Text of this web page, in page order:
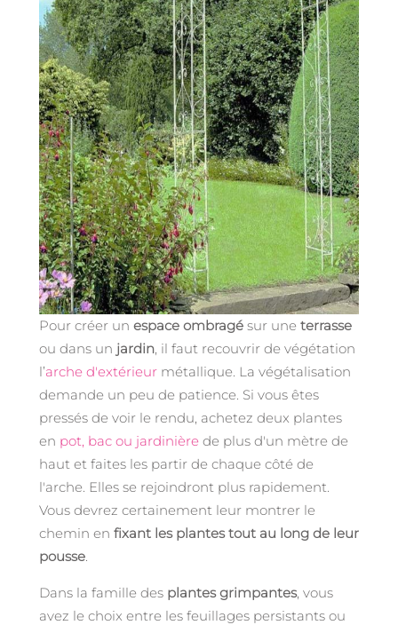
Pour créer un espace ombragé sur une terrasse
ou dans un jardin, il faut recouvrir de végétation
l’arche d'extérieur métallique. La végétalisation
demande un peu de patience. Si vous êtes
pressés de voir le rendu, achetez deux plantes
en pot, bac ou jardinière de plus d'un mètre de
haut et faites les partir de chaque côté de
l'arche. Elles se rejoindront plus rapidement.
Vous devrez certainement leur montrer le
chemin en fixant les plantes tout au long de leur
pousse.
Dans la famille des plantes grimpantes, vous
avez le choix entre les feuillages persistants ou